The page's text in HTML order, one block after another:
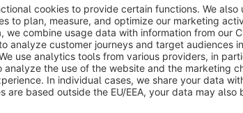
by Net Inventors GmbH 5 December 2022 10:05
Ahoi,
herzlichen Dank für die großartige Bewertung.